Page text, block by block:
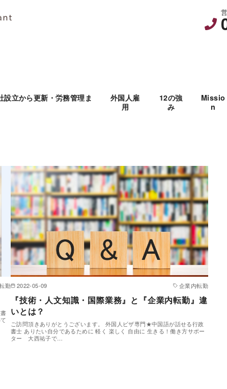
立から更新・労務管理ま
外国人雇
用
12の強
み
Missio
n
勤 2022-05-09 企業内転勤
『技術・人文知識・国際業務』と『企業内転勤』違
いとは？
ご訪問頂きありがとうございます。 外国人ビザ専門★中国語が話せる行政
書士 ありたい自分であるために 軽く 楽しく 自由に 生きる！働き方サポー
ター 大西祐子で…